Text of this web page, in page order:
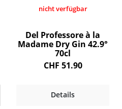
nicht verfügbar
Del Professore à la
Madame Dry Gin 42.9°
70cl
CHF 51.90
Details